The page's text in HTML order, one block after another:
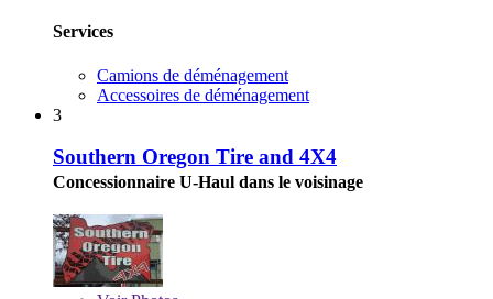
Services
Camions de déménagement
Accessoires de déménagement
3
Southern Oregon Tire and 4X4
Concessionnaire U-Haul dans le voisinage